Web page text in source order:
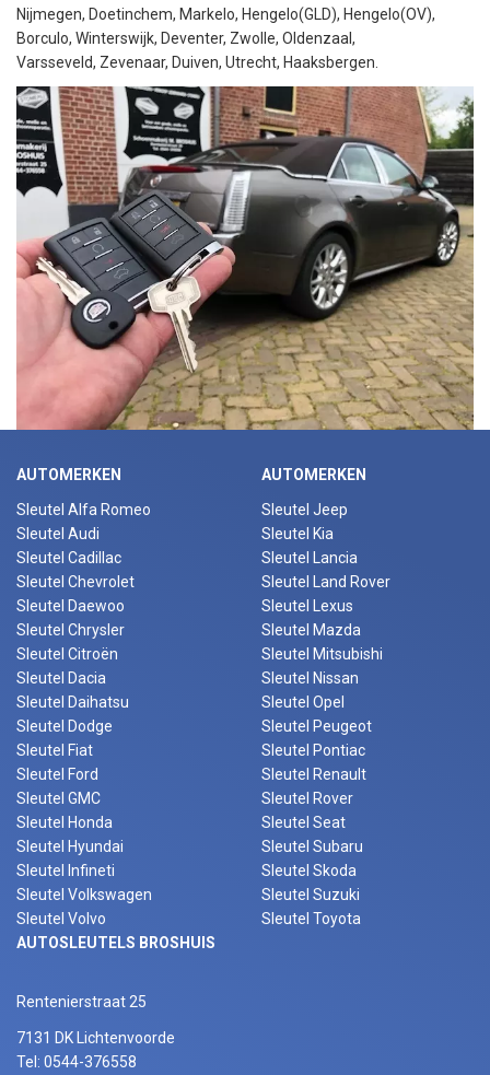
Nijmegen, Doetinchem, Markelo, Hengelo(GLD), Hengelo(OV),
Borculo, Winterswijk, Deventer, Zwolle, Oldenzaal,
Varsseveld, Zevenaar, Duiven, Utrecht, Haaksbergen.
AUTOMERKEN
Sleutel Alfa Romeo
Sleutel Audi
Sleutel Cadillac
Sleutel Chevrolet
Sleutel Daewoo
Sleutel Chrysler
Sleutel Citroën
Sleutel Dacia
Sleutel Daihatsu
Sleutel Dodge
Sleutel Fiat
Sleutel Ford
Sleutel GMC
Sleutel Honda
Sleutel Hyundai
Sleutel Infineti
Sleutel Volkswagen
Sleutel Volvo
AUTOMERKEN
Sleutel Jeep
Sleutel Kia
Sleutel Lancia
Sleutel Land Rover
Sleutel Lexus
Sleutel Mazda
Sleutel Mitsubishi
Sleutel Nissan
Sleutel Opel
Sleutel Peugeot
Sleutel Pontiac
Sleutel Renault
Sleutel Rover
Sleutel Seat
Sleutel Subaru
Sleutel Skoda
Sleutel Suzuki
Sleutel Toyota
AUTOSLEUTELS BROSHUIS
Rentenierstraat 25
7131 DK Lichtenvoorde
Tel: 0544-376558